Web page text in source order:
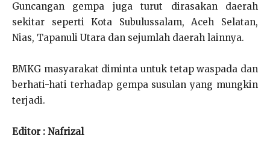
Guncangan gempa juga turut dirasakan daerah
sekitar seperti Kota Subulussalam, Aceh Selatan,
Nias, Tapanuli Utara dan sejumlah daerah lainnya.
BMKG masyarakat diminta untuk tetap waspada dan
berhati-hati terhadap gempa susulan yang mungkin
terjadi.
Editor : Nafrizal